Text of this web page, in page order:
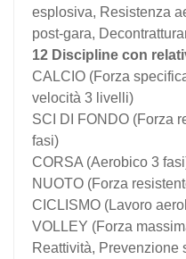
esplosiva, Resistenza
post-gara,
12 Discipline con
CALCIO (Forza
velocità 3 livelli)
SCI DI FONDO (Forza
fasi)
CORSA (Aerobico 3
NUOTO (Forza
CICLISMO (Lavoro
VOLLEY (Forza
Reattività, Prevenzione